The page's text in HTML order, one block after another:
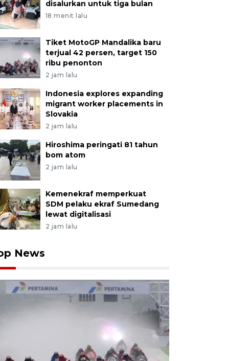
disalurkan untuk tiga bulan
18 menit lalu
Tiket MotoGP Mandalika baru
terjual 42 persen, target 150
ribu penonton
2 jam lalu
Indonesia explores expanding
migrant worker placements in
Slovakia
2 jam lalu
Hiroshima peringati 81 tahun
bom atom
2 jam lalu
Kemenekraf memperkuat
SDM pelaku ekraf Sumedang
lewat digitalisasi
2 jam lalu
News